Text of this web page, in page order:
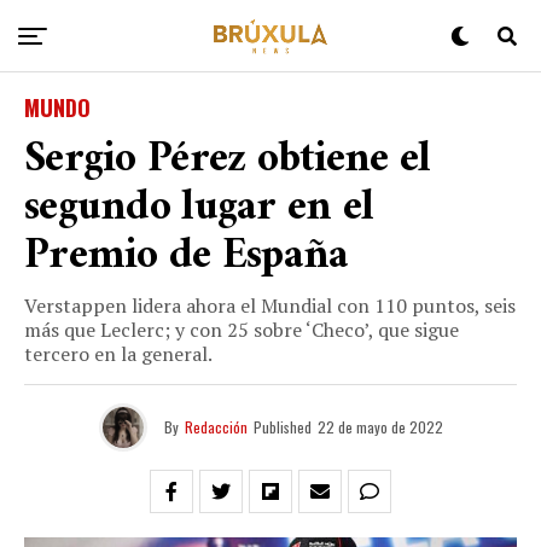
MUNDO
Sergio Pérez obtiene el
segundo lugar en el
Premio de España
Verstappen lidera ahora el Mundial con 110 puntos, seis
más que Leclerc; y con 25 sobre ‘Checo’, que sigue
tercero en la general.
By Redacción Published 22 de mayo de 2022